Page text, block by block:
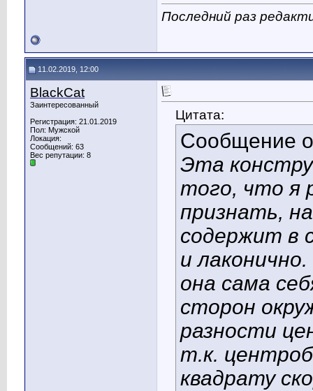
Последний раз
11.02.2019, 12:00
BlackCat
Заинтересованный
Регистрация: 21.01.2019
Пол: Мужской
Локация:
Сообщений: 63
Вес репутации: 8
Цитата:
Сообщение
Эта
того, что я
признать,
содержит в
и
она сама
сторон
разности
т.к.
квадрату